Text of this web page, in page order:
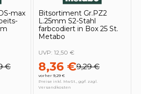
max
€
Bitsortiment Gr.PZ2
L.25mm S2-Stahl
farbcodiert in Box 25 St.
Metabo
8,36 €9,29 €
vorher 9,29 €
UVP: 12,50 €
Preise inkl. MwSt., ggf. zzgl.
Versandkosten